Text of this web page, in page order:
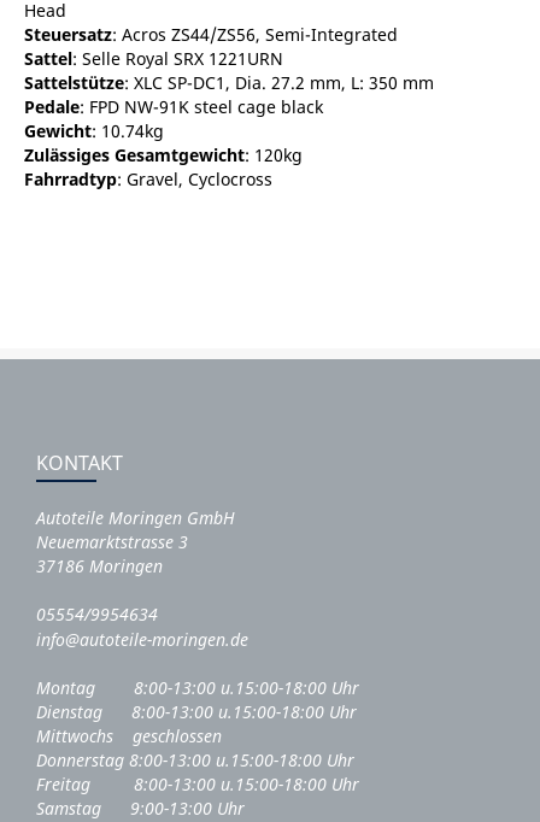
Head
Steuersatz: Acros ZS44/ZS56, Semi-Integrated
Sattel: Selle Royal SRX 1221URN
Sattelstütze: XLC SP-DC1, Dia. 27.2 mm, L: 350 mm
Pedale: FPD NW-91K steel cage black
Gewicht: 10.74kg
Zulässiges Gesamtgewicht: 120kg
Fahrradtyp: Gravel, Cyclocross
KONTAKT
Autoteile Moringen GmbH
Neuemarktstrasse 3
37186 Moringen
05554/9954634
info@autoteile-moringen.de
Montag 8:00-13:00 u.15:00-18:00 Uhr
Dienstag 8:00-13:00 u.15:00-18:00 Uhr
Mittwochs geschlossen
Donnerstag 8:00-13:00 u.15:00-18:00 Uhr
Freitag 8:00-13:00 u.15:00-18:00 Uhr
Samstag 9:00-13:00 Uhr